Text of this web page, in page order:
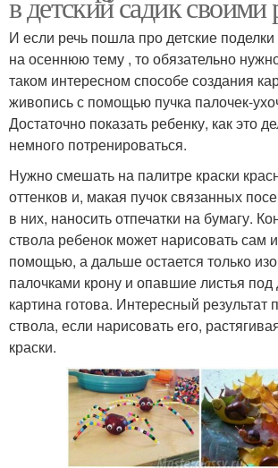
И если речь пошла про детские
на осеннюю тему , то обязательно
таком интересном способе создания
живопись с помощью пучка палочек-
Достаточно показать ребенку, как это
немного потренироваться.
Нужно смешать на палитре краски
оттенков и, макая пучок связанных
в них, наносить отпечатки на бумагу.
ствола ребенок может нарисовать сам
помощью, а дальше остается только
палочками крону и опавшие листья
картина готова. Интересный результат
ствола, если нарисовать его,
краски.